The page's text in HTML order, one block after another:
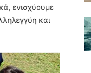
ενισχύουμε
και